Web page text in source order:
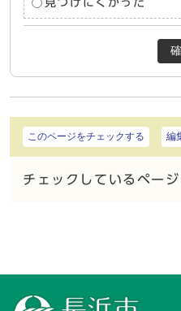
このページをチェックする 編
チェックしているペー